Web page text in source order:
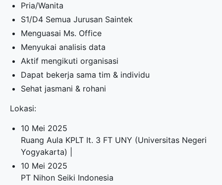
Pria/Wanita
S1/D4 Semua Jurusan Saintek
Menguasai Ms. Office
Menyukai analisis data
Aktif mengikuti organisasi
Dapat bekerja sama tim & individu
Sehat jasmani & rohani
Lokasi:
10 Mei 2025
Ruang Aula KPLT It. 3 FT UNY (Universitas Negeri
Yogyakarta) |
10 Mei 2025
PT Nihon Seiki Indonesia